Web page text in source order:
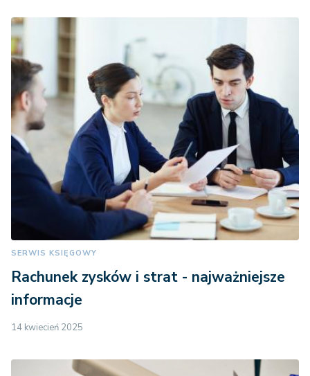
SERWIS KSIĘGOWY
Rachunek zysków i strat - najważniejsze
informacje
14 kwiecień 2025